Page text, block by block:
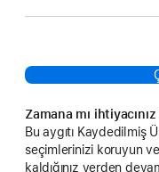
Zamana mı
Bu aygıtı Kaydedilmiş
seçimlerinizi koruyun
kaldığınız yerden